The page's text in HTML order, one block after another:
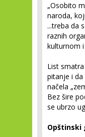
„Osobito
naroda,
...treba da
raznih
kulturnom
List
pitanje i
načela
Bez šire
se ubrzo
Opštinski